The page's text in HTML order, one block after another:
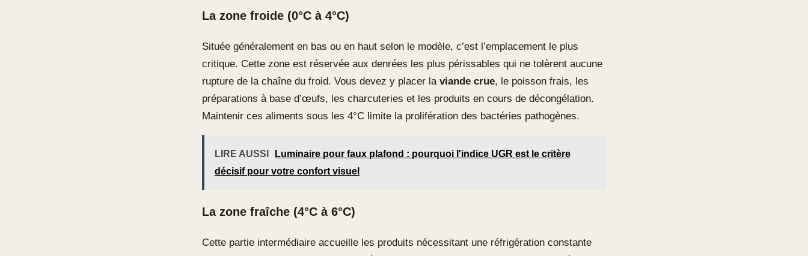
La zone froide (0°C à 4°C)
Située généralement en bas ou en haut selon le modèle, c’est l’emplacement le plus
critique. Cette zone est réservée aux denrées les plus périssables qui ne tolèrent aucune
rupture de la chaîne du froid. Vous devez y placer la viande crue, le poisson frais, les
préparations à base d’œufs, les charcuteries et les produits en cours de décongélation.
Maintenir ces aliments sous les 4°C limite la prolifération des bactéries pathogènes.
LIRE AUSSI
Luminaire pour faux plafond : pourquoi l'indice UGR est le critère
décisif pour votre confort visuel
La zone fraîche (4°C à 6°C)
Cette partie intermédiaire accueille les produits nécessitant une réfrigération constante